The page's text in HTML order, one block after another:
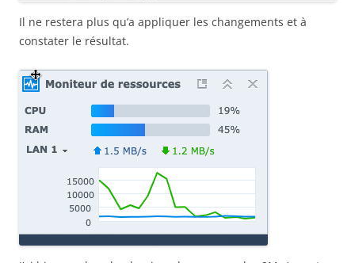
Il ne restera plus qu’a appliquer les changements et à
constater le résultat.